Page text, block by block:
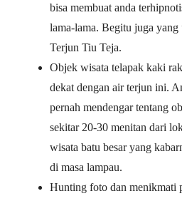
bisa membuat anda
lama-lama. Begitu juga
Terjun Tiu Teja.
Objek wisata telapak kaki
dekat dengan air terjun ini.
pernah mendengar tentang
sekitar 20-30 menitan dari
wisata batu besar yang
di masa lampau.
Hunting foto dan menikmati